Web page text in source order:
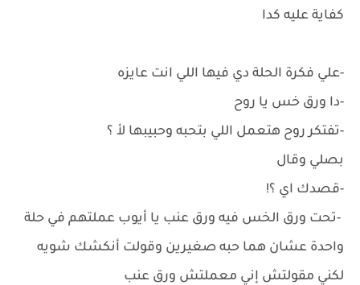
كفاية عليه كدا
-علي فكرة الحلة دي فيها اللي انت عايزه
-دا ورق خس يا روح
-تفتكر روح هتعمل اللي بتحبه وحبيبها لأ ؟
بصلي وقال
-قصدك اي ؟!
-تحت ورق الخس فيه ورق عنب يا أيوب عملتهم في حلة
واحدة عشان هما حبه صغيرين وقولت أنكشك شويه
لكني مقولتش إني معملتش ورق عنب